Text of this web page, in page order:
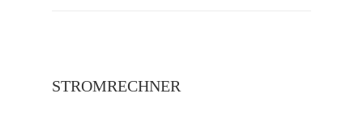
STROMRECHNER